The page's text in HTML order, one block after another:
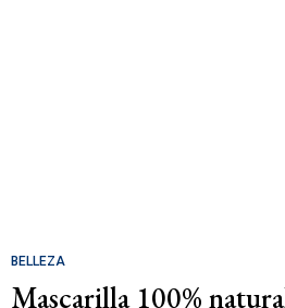
BELLEZA
Mascarilla 100%